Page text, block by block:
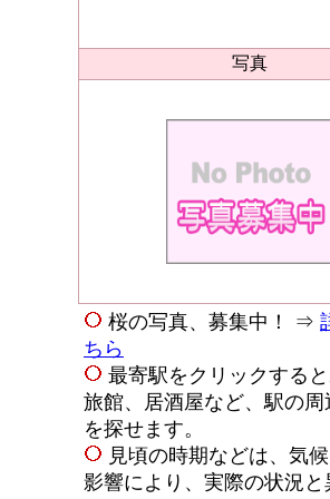
写真
桜の写真、募集中！ ⇒
ちら
最寄駅をクリックすると
旅館、居酒屋など、駅の周
を探せます。
見頃の時期などは、気
影響により、実際の状況と